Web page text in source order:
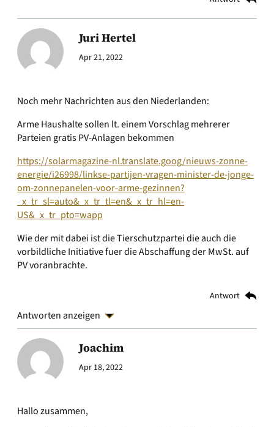
Juri Hertel
Apr 21, 2022
Noch mehr Nachrichten aus den Niederlanden:
Arme Haushalte sollen lt. einem Vorschlag mehrerer
Parteien gratis PV-Anlagen bekommen
https://solarmagazine-nl.translate.goog/nieuws-zonne-
energie/i26998/linkse-partijen-vragen-minister-de-jonge-
om-zonnepanelen-voor-arme-gezinnen?
_x_tr_sl=auto&_x_tr_tl=en&_x_tr_hl=en-
US&_x_tr_pto=wapp
Wie der mit dabei ist die Tierschutzpartei die auch die
vorbildliche Initiative fuer die Abschaffung der MwSt. auf
PV voranbrachte.
Antwort
Antworten anzeigen
Joachim
Apr 18, 2022
Hallo zusammen,